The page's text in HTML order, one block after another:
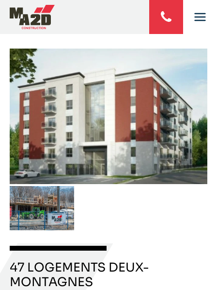
Panneau de gestion des cookies
47 LOGEMENTS DEUX-
MONTAGNES